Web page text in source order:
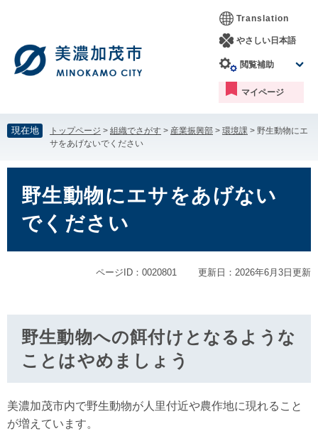
す。
し
て
本
へ
Translation
やさしい日本語
閲覧補助
マイページ
現在地 トップページ > 組織でさがす > 産業振興部 > 環境課 > 野生動物にエ
サをあげないでください
野生動物にエサをあげない
でください
ページID：0020801 更新日：2026年6月3日更新
野生動物への餌付けとなるような
ことはやめましょう
美濃加茂市内で野生動物が人里付近や農作地に現れること
が増えています。